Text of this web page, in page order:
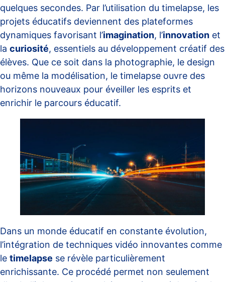
quelques secondes. Par l’utilisation du timelapse, les
projets éducatifs deviennent des plateformes
dynamiques favorisant l’imagination, l’innovation et
la curiosité, essentiels au développement créatif des
élèves. Que ce soit dans la photographie, le design
ou même la modélisation, le timelapse ouvre des
horizons nouveaux pour éveiller les esprits et
enrichir le parcours éducatif.
Dans un monde éducatif en constante évolution,
l’intégration de techniques vidéo innovantes comme
le timelapse se révèle particulièrement
enrichissante. Ce procédé permet non seulement